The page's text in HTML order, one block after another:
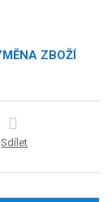
ZBOŽÍ
Sdílet